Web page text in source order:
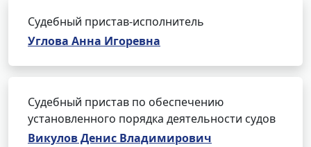
Судебный пристав-исполнитель
Углова Анна Игоревна
Судебный пристав по обеспечению
установленного порядка деятельности судов
Викулов Денис Владимирович